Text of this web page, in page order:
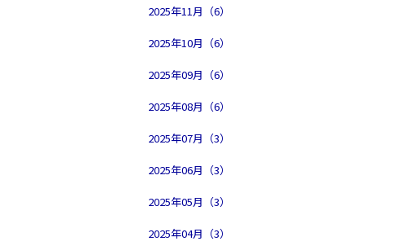
2025年11月（6）
2025年10月（6）
2025年09月（6）
2025年08月（6）
2025年07月（3）
2025年06月（3）
2025年05月（3）
2025年04月（3）